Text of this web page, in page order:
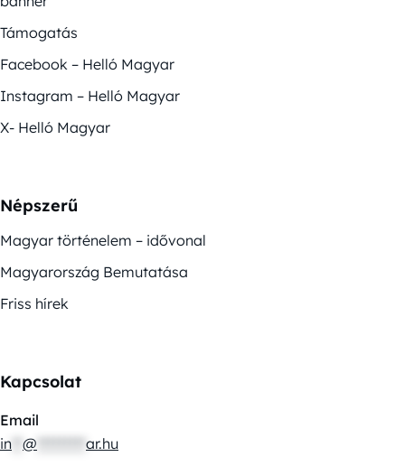
Támogatás
Facebook – Helló Magyar
Instagram – Helló Magyar
X- Helló Magyar
Népszerű
Magyar történelem – idővonal
Magyarország Bemutatása
Friss hírek
Kapcsolat
Email
in @ ar.hu